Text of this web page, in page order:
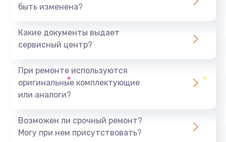
быть изменена?
Какие документы выдает
сервисный центр?
При ремонте используются
оригинальные комплектующие
или аналоги?
Возможен ли срочный ремонт?
Могу при нем присутствовать?